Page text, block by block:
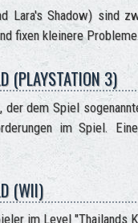
Lara's Shadow) sind
fixen kleinere Probleme.
(PLAYSTATION 3)
dem Spiel
im Spiel.
(WII)
im Level "Thailands